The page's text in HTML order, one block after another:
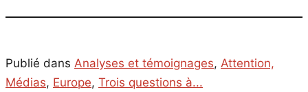
Publié dans Analyses et témoignages, Attention,
Médias, Europe, Trois questions à...